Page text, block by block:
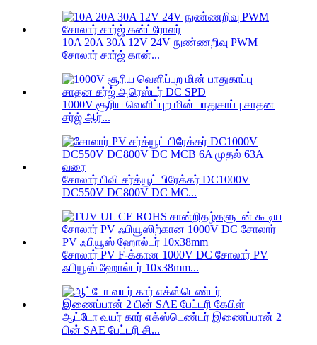
10A 20A 30A 12V 24V நுண்ணறிவு PWM
சோலார் சார்ஜ் கான்...
1000V சூரிய வெளிப்புற மின் பாதுகாப்பு சாதன
சர்ஜ் ஆர்...
சோலார் பிவி சர்க்யூட் பிரேக்கர் DC1000V
DC550V DC800V DC MC...
சோலார் PV F-க்கான 1000V DC சோலார் PV
ஃபியூஸ் ஹோல்டர் 10x38mm...
ஆட்டோ வயர் கார் எக்ஸ்டெண்டர் இணைப்பான் 2
பின் SAE பேட்டரி சி...